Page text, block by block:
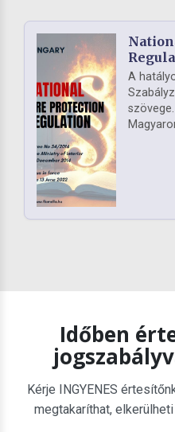
A
Időben
Kérje INGYENES
megtakaríthat,